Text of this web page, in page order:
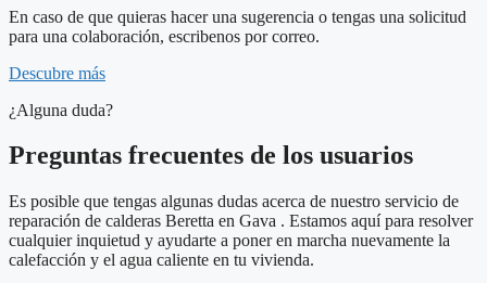
En caso de que quieras hacer una sugerencia o tengas una solicitud
para una colaboración, escribenos por correo.
Descubre más
¿Alguna duda?
Preguntas frecuentes de los usuarios
Es posible que tengas algunas dudas acerca de nuestro servicio de
reparación de calderas Beretta en Gava . Estamos aquí para resolver
cualquier inquietud y ayudarte a poner en marcha nuevamente la
calefacción y el agua caliente en tu vivienda.